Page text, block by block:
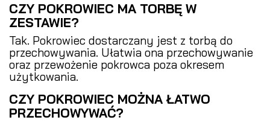
CZY POKROWIEC MA TORBĘ W
ZESTAWIE?
Tak. Pokrowiec dostarczany jest z torbą do
przechowywania. Ułatwia ona przechowywanie
oraz przewożenie pokrowca poza okresem
użytkowania.
CZY POKROWIEC MOŻNA ŁATWO
PRZECHOWYWAĆ?